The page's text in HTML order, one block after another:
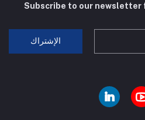
Subscribe to our
الإشتراك